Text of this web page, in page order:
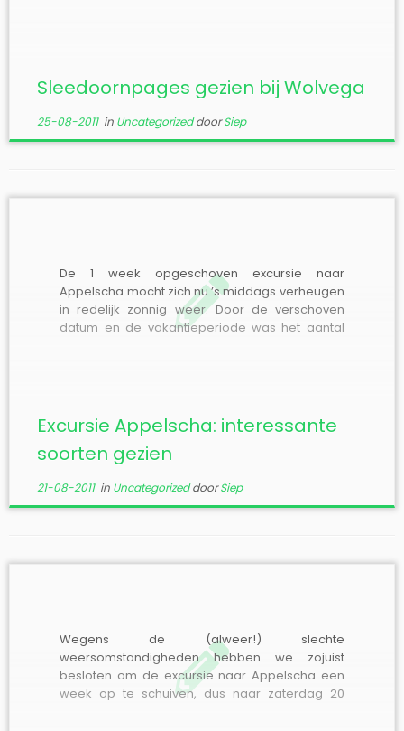
Sleedoornpages gezien bij Wolvega
25-08-2011in UncategorizeddoorSiep
De 1 week opgeschoven excursie naar
Appelscha mocht zich nu ’s middags verheugen
in redelijk zonnig weer. Door de verschoven
datum en de vakantieperiode was het aantal
Excursie Appelscha: interessante
soorten gezien
21-08-2011in UncategorizeddoorSiep
Wegens de (alweer!) slechte
weersomstandigheden hebben we zojuist
besloten om de excursie naar Appelscha een
week op te schuiven, dus naar zaterdag 20